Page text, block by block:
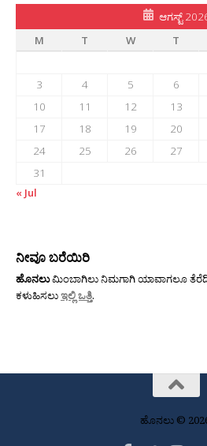
ಆಗಸ್ಟ್
M
T W T
3
4 5 6
10
11 12 13
17
18 19 20
24
25 26 27
31
« Jul
ನೀವೂ ಬರೆಯಿರಿ
ಹೊನಲುಮಿಂಬಾಗಿಲು ನಿಮಗಾಗಿ ಯಾವಾಗಲೂ
ಕಳುಹಿಸಲುಇಲ್ಲಿ ಒತ್ತಿ.
ಹೊನಲು ©